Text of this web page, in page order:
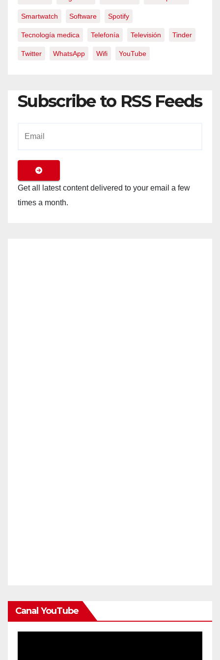
Smartwatch Software Spotify
Tecnología medica Telefonía Televisión Tinder
Twitter WhatsApp Wifi YouTube
Subscribe to RSS Feeds
Get all latest content delivered to your email a few
times a month.
Canal YouTube